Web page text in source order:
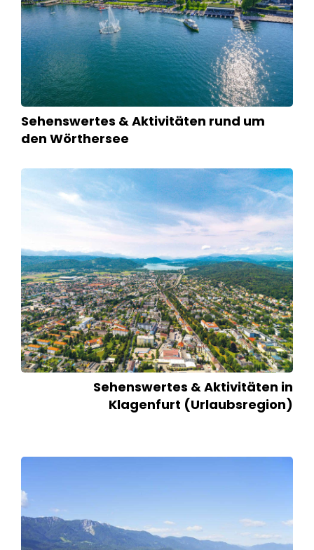
Sehenswertes & Aktivitäten rund um
den Wörthersee
Sehenswertes & Aktivitäten in
Klagenfurt (Urlaubsregion)